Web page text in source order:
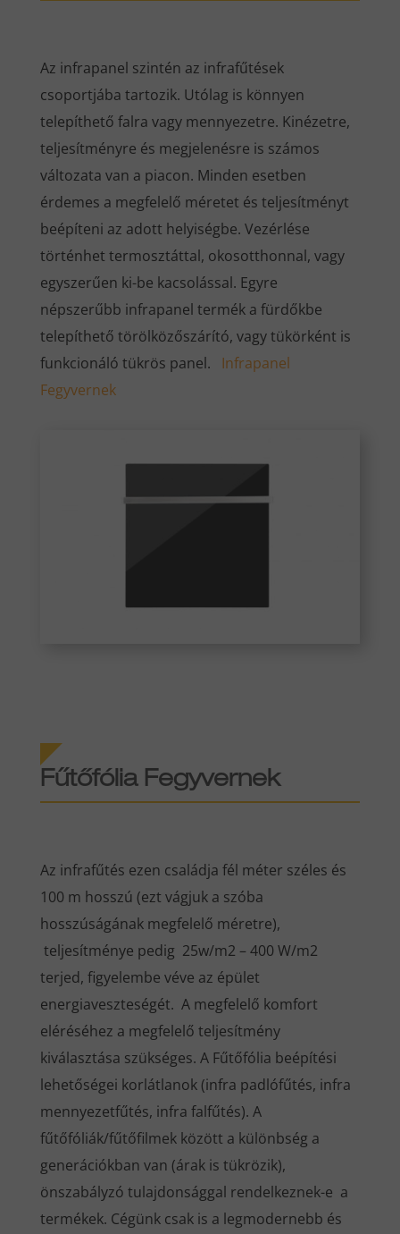
Az infrapanel szintén az infrafűtések
csoportjába tartozik. Utólag is könnyen
telepíthető falra vagy mennyezetre. Kinézetre,
teljesítményre és megjelenésre is számos
változata van a piacon. Minden esetben
érdemes a megfelelő méretet és teljesítményt
beépíteni az adott helyiségbe. Vezérlése
történhet termosztáttal, okosotthonnal, vagy
egyszerűen ki-be kacsolással. Egyre
népszerűbb infrapanel termék a fürdőkbe
telepíthető törölközőszárító, vagy tükörként is
funkcionáló tükrös panel. Infrapanel
Fegyvernek
Fűtőfólia Fegyvernek
Az infrafűtés ezen családja fél méter széles és
100 m hosszú (ezt vágjuk a szóba
hosszúságának megfelelő méretre),
teljesítménye pedig 25w/m2 – 400 W/m2
terjed, figyelembe véve az épület
energiaveszteségét. A megfelelő komfort
eléréséhez a megfelelő teljesítmény
kiválasztása szükséges. A Fűtőfólia beépítési
lehetőségei korlátlanok (infra padlófűtés, infra
mennyezetfűtés, infra falfűtés). A
fűtőfóliák/fűtőfilmek között a különbség a
generációkban van (árak is tükrözik),
önszabályzó tulajdonsággal rendelkeznek-e a
termékek. Cégünk csak is a legmodernebb és